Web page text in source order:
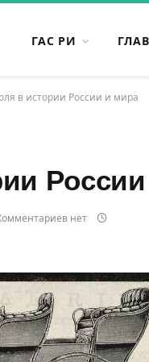
ГАС РИ
в истории России и мира
нет